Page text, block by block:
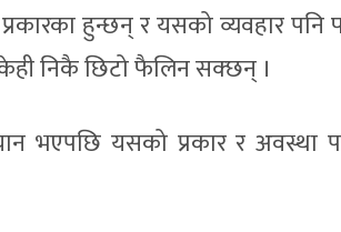
हुन्छन् र यसको व्यवहार
निकै छिटो फैलिन सक्छन् ।
भएपछि यसको प्रकार र अवस्था